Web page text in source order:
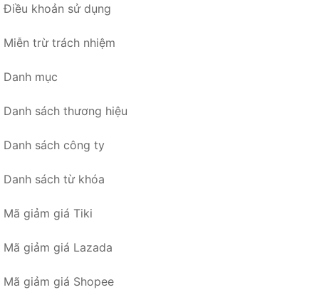
Điều khoản sử dụng
Miễn trừ trách nhiệm
Danh mục
Danh sách thương hiệu
Danh sách công ty
Danh sách từ khóa
Mã giảm giá Tiki
Mã giảm giá Lazada
Mã giảm giá Shopee